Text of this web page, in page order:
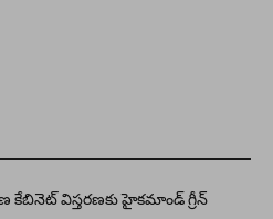
కేబినెట్ విస్తరణకు హైకమాండ్ గ్రీన్